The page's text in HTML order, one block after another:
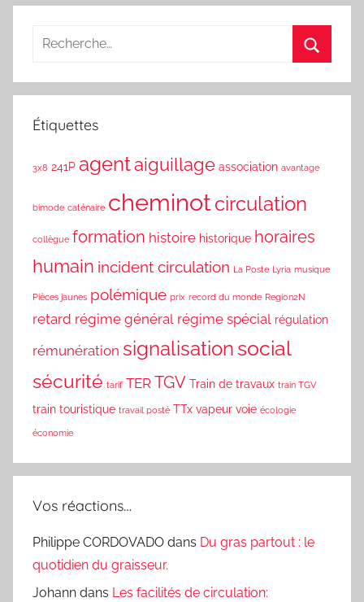
Étiquettes
3x8 241P agentaiguillage association avantage
bimode caténaire cheminotcirculation
collègue formation histoire historique horaires
humain incident circulation La Poste Lyria musique
Pièces jaunes polémique prix record du monde Region2N
retard régime général régime spécial régulation
rémunération signalisation social
sécurité tarif TER TGV Train de travaux train TGV
train touristique travail posté TTx vapeur voie écologie
économie
Vos réactions…
Philippe CORDOVADO dans Du gras partout : le
quotidien du graisseur.
Johann dans Les facilités de circulation: